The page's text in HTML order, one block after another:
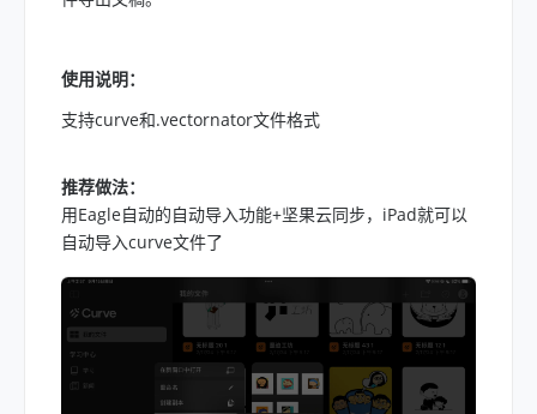
使用说明：
支持curve和.vectornator文件格式
推荐做法：
用Eagle自动的自动导入功能+坚果云同步，iPad就可以
自动导入curve文件了